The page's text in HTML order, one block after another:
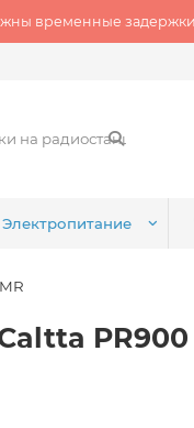
временные
Электропитание
PR900